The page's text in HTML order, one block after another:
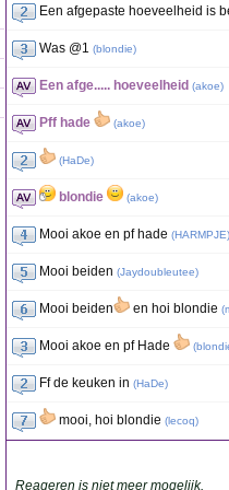
Een afgepaste hoeveelheid is
Was @1 (blondie)
Een afge..... hoeveelheid (akoe)
Pff hade (akoe)
(HaDe)
blondie (akoe)
Mooi akoe en pf hade (HARMPJE)
Mooi beiden (Jaydoubleutee)
Mooi beiden en hoi blondie (
Mooi akoe en pf Hade (
Ff de keuken in (HaDe)
mooi, hoi blondie (lecoq)
Reageren is niet meer mogelijk.